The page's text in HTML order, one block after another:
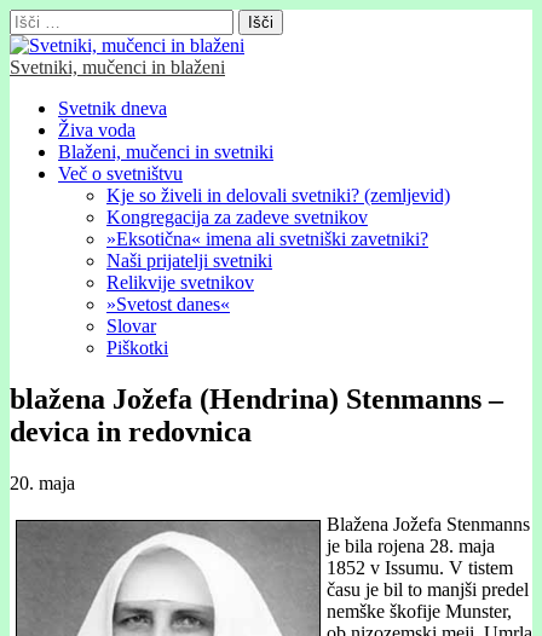
Išči:
Svetniki, mučenci in blaženi
Glavni
meni
Skip
content
Svetnik dneva
Živa voda
Blaženi, mučenci in svetniki
Več o svetništvu
Kje so živeli in delovali svetniki? (zemljevid)
Kongregacija za zadeve svetnikov
»Eksotična« imena ali svetniški zavetniki?
Naši prijatelji svetniki
Relikvije svetnikov
»Svetost danes«
Slovar
Piškotki
blažena Jožefa (Hendrina) Stenmanns –
devica in redovnica
20. maja
Blažena Jožefa Stenmanns
je bila rojena 28. maja
1852 v Issumu. V tistem
času je bil to manjši predel
nemške škofije Munster,